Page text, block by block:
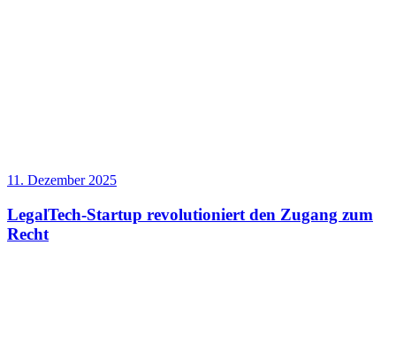
11. Dezember 2025
LegalTech-Startup revolutioniert den Zugang zum
Recht